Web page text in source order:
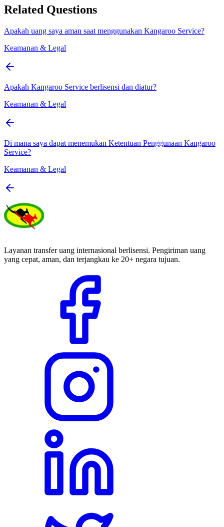
Related Questions
Apakah uang saya aman saat menggunakan Kangaroo Service?
Keamanan & Legal
Apakah Kangaroo Service berlisensi dan diatur?
Keamanan & Legal
Di mana saya dapat menemukan Ketentuan Penggunaan Kangaroo
Service?
Keamanan & Legal
Layanan transfer uang internasional berlisensi. Pengiriman uang
yang cepat, aman, dan terjangkau ke 20+ negara tujuan.